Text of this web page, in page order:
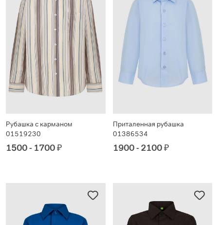
Рубашка с карманом
01519230
1500 - 1700₽
Приталенная рубашка
01386534
1900 - 2100₽